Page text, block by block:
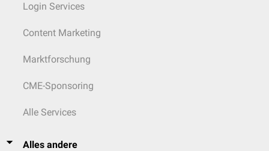
Login Services
Content Marketing
Marktforschung
CME-Sponsoring
Alle Services
Alles andere